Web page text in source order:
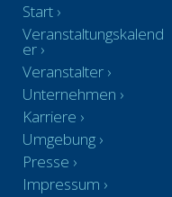
Start
Veranstaltungskalend
er
Veranstalter
Unternehmen
Karriere
Umgebung
Presse
Impressum